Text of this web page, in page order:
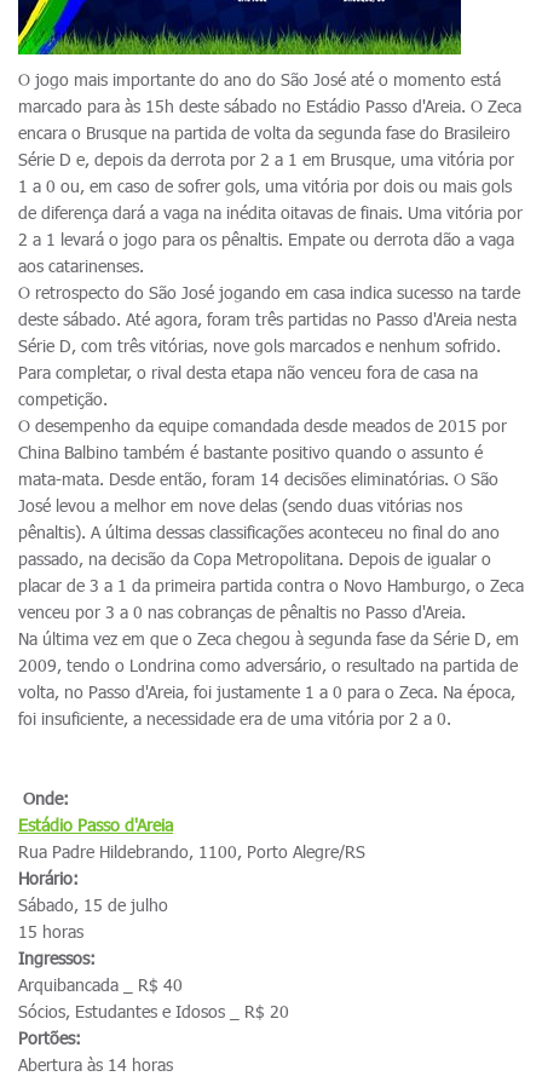
O jogo mais importante do ano do São José até o momento está
marcado para às 15h deste sábado no Estádio Passo d'Areia. O Zeca
encara o Brusque na partida de volta da segunda fase do Brasileiro
Série D e, depois da derrota por 2 a 1 em Brusque, uma vitória por
1 a 0 ou, em caso de sofrer gols, uma vitória por dois ou mais gols
de diferença dará a vaga na inédita oitavas de finais. Uma vitória por
2 a 1 levará o jogo para os pênaltis. Empate ou derrota dão a vaga
aos catarinenses.
O retrospecto do São José jogando em casa indica sucesso na tarde
deste sábado. Até agora, foram três partidas no Passo d'Areia nesta
Série D, com três vitórias, nove gols marcados e nenhum sofrido.
Para completar, o rival desta etapa não venceu fora de casa na
competição.
O desempenho da equipe comandada desde meados de 2015 por
China Balbino também é bastante positivo quando o assunto é
mata-mata. Desde então, foram 14 decisões eliminatórias. O São
José levou a melhor em nove delas (sendo duas vitórias nos
pênaltis). A última dessas classificações aconteceu no final do ano
passado, na decisão da Copa Metropolitana. Depois de igualar o
placar de 3 a 1 da primeira partida contra o Novo Hamburgo, o Zeca
venceu por 3 a 0 nas cobranças de pênaltis no Passo d'Areia.
Na última vez em que o Zeca chegou à segunda fase da Série D, em
2009, tendo o Londrina como adversário, o resultado na partida de
volta, no Passo d'Areia, foi justamente 1 a 0 para o Zeca. Na época,
foi insuficiente, a necessidade era de uma vitória por 2 a 0.
Onde:
Estádio Passo d'Areia
Rua Padre Hildebrando, 1100, Porto Alegre/RS
Horário:
Sábado, 15 de julho
15 horas
Ingressos:
Arquibancada _ R$ 40
Sócios, Estudantes e Idosos _ R$ 20
Portões:
Abertura às 14 horas